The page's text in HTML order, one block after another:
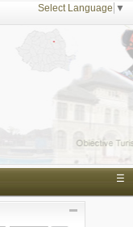
Select Language ▼
☰